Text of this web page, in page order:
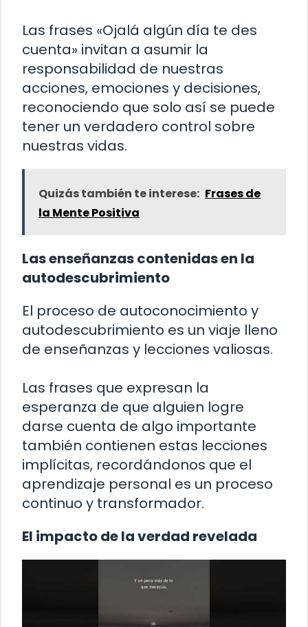
Las frases «Ojalá algún día te des
cuenta» invitan a asumir la
responsabilidad de nuestras
acciones, emociones y decisiones,
reconociendo que solo así se puede
tener un verdadero control sobre
nuestras vidas.
Quizás también te interese: Frases de
la Mente Positiva
Las enseñanzas contenidas en la
autodescubrimiento
El proceso de autoconocimiento y
autodescubrimiento es un viaje lleno
de enseñanzas y lecciones valiosas.
Las frases que expresan la
esperanza de que alguien logre
darse cuenta de algo importante
también contienen estas lecciones
implícitas, recordándonos que el
aprendizaje personal es un proceso
continuo y transformador.
El impacto de la verdad revelada